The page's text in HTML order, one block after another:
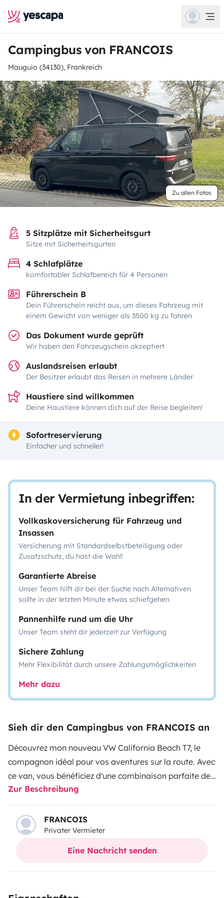
Campingbus von FRANCOIS
Mauguio (34130), Frankreich
Zu allen Fotos
5 Sitzplätze mit Sicherheitsgurt
Sitze mit Sicherheitsgurten
4 Schlafplätze
komfortabler Schlafbereich für 4 Personen
Führerschein B
Dein Führerschein reicht aus, um dieses Fahrzeug mit
einem Gewicht von weniger als 3500 kg zu fahren
Das Dokument wurde geprüft
Wir haben den Fahrzeugschein akzeptiert
Auslandsreisen erlaubt
Der Besitzer erlaubt das Reisen in mehrere Länder
Haustiere sind willkommen
Deine Haustiere können dich auf der Reise begleiten!
Sofortreservierung
Einfacher und schneller!
In der Vermietung inbegriffen:
Vollkaskoversicherung für Fahrzeug und
Insassen
Versicherung mit Standardselbstbeteiligung oder
Zusatzschutz, du hast die Wahl!
Garantierte Abreise
Unser Team hilft dir bei der Suche nach Alternativen
sollte in der letzten Minute etwas schiefgehen
Pannenhilfe rund um die Uhr
Unser Team steht dir jederzeit zur Verfügung
Sichere Zahlung
Mehr Flexibilität durch unsere Zahlungsmöglichkeiten
Mehr dazu
Sieh dir den Campingbus von FRANCOIS an
Découvrez mon nouveau VW California Beach T7, le
compagnon idéal pour vos aventures sur la route. Avec
ce van, vous bénéficiez d'une combinaison parfaite de
confort, de fonctionnalité et de style, parfait pour un
weekend en pleine nature ou un long
voyage.
Caractéristiques principales :
offrant une performance robuste tout en étant
économique en carburant environ 800 km
5 personnes, idéal pour des escapades en famille ou
Zur Beschreibung
FRANCOIS
Privater Vermieter
Eine Nachricht senden